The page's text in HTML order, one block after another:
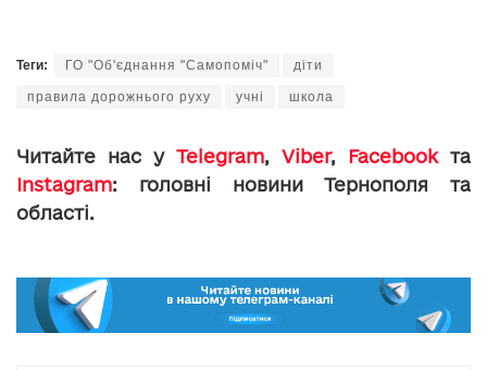
Теги: ГО "Об'єднання "Самопоміч" діти
правила дорожнього руху учні школа
Читайте нас у Telegram, Viber, Facebookта
Instagram: головні новини Тернополя та
області.